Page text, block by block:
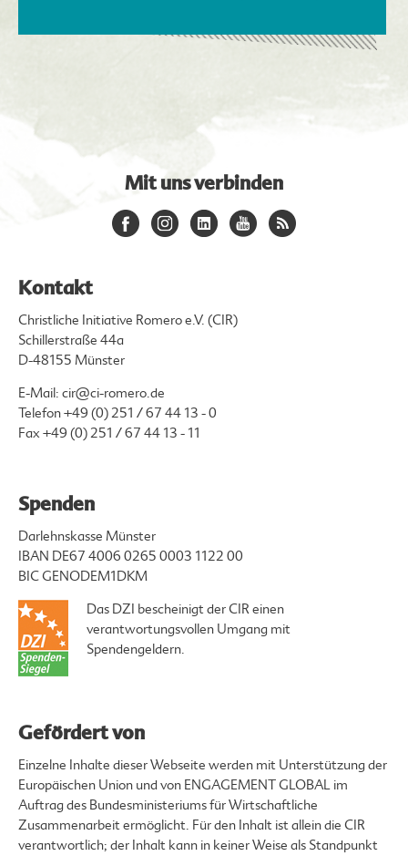
Mit uns verbinden
Kontakt
Christliche Initiative Romero e.V. (CIR)
Schillerstraße 44a
D-48155 Münster
E-Mail: cir@ci-romero.de
Telefon+49 (0) 251 / 67 44 13 - 0
Fax +49 (0) 251 / 67 44 13 - 11
Spenden
Darlehnskasse Münster
IBAN DE67 4006 0265 0003 1122 00
BIC GENODEM1DKM
Das DZI bescheinigt der CIR einen
verantwortungsvollen Umgang mit
Spendengeldern.
Gefördert von
Einzelne Inhalte dieser Webseite werden mit Unterstützung der
Europäischen Union und von ENGAGEMENT GLOBAL im
Auftrag des Bundesministeriums für Wirtschaftliche
Zusammenarbeit ermöglicht. Für den Inhalt ist allein die CIR
verantwortlich; der Inhalt kann in keiner Weise als Standpunkt